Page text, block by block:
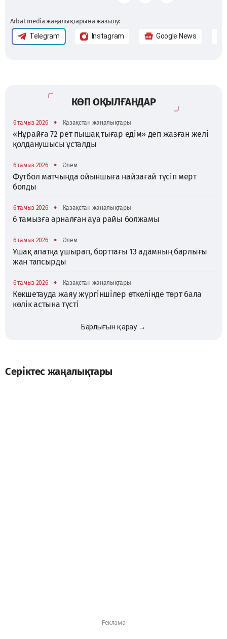
Arbat media жаңалықтарына жазылу:
Telegram Instagram Google News
КӨП ОҚЫЛҒАНДАР
6 тамыз 2026 • Қазақстан жаңалықтары
«Нұрайға 72 рет пышақ тығар едім» деп жазған желі
қолданушысы ұсталды
6 тамыз 2026 • Әлем
Футбол матчында ойыншыға найзағай түсіп мерт
болды
6 тамыз 2026 • Қазақстан жаңалықтары
6 тамызға арналған ауа райы болжамы
6 тамыз 2026 • Әлем
Ұшақ апатқа ұшырап, борттағы 13 адамның барлығы
жан тапсырды
6 тамыз 2026 • Қазақстан жаңалықтары
Көкшетауда жаяу жүргіншілер өткелінде төрт бала
көлік астына түсті
Барлығын қарау →
Серіктес жаңалықтары